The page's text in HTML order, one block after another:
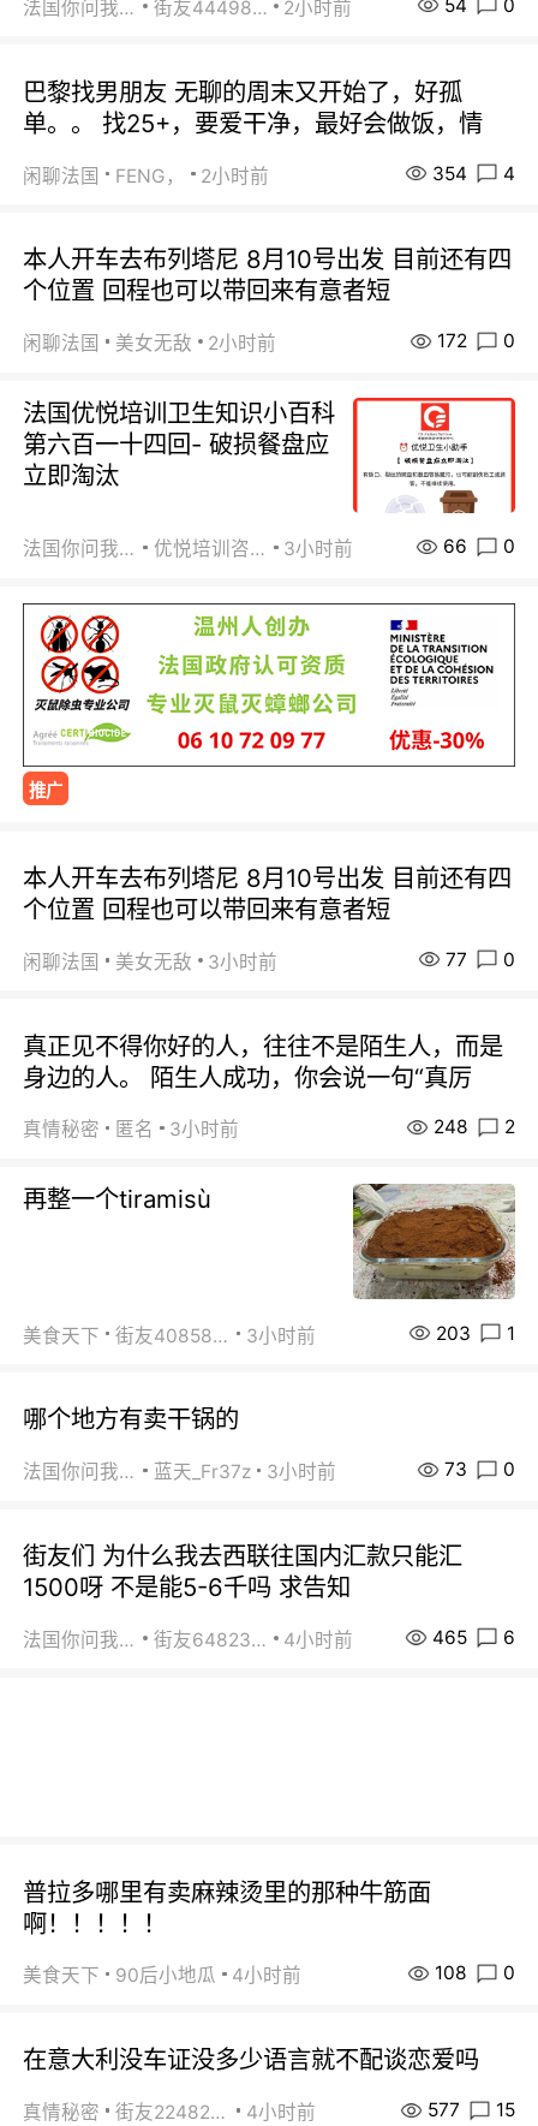
法国你问我答 街友44498484 2小时前 54 0
巴黎找男朋友 无聊的周末又开始了，好孤
单。。 找25+，要爱干净，最好会做饭，情
闲聊法国 FENG， 2小时前 354 4
本人开车去布列塔尼 8月10号出发 目前还有四
个位置 回程也可以带回来有意者短
闲聊法国 美女无敌 2小时前 172 0
法国优悦培训卫生知识小百科
第六百一十四回- 破损餐盘应
立即淘汰
法国你问我答 优悦培训咨询 3小时前 66 0
推广
本人开车去布列塔尼 8月10号出发 目前还有四
个位置 回程也可以带回来有意者短
闲聊法国 美女无敌 3小时前 77 0
真正见不得你好的人，往往不是陌生人，而是
身边的人。 陌生人成功，你会说一句“真厉
真情秘密 匿名 3小时前 248 2
再整一个tiramisù
美食天下 街友40858442 3小时前 203 1
哪个地方有卖干锅的
法国你问我答 蓝天_Fr37z 3小时前 73 0
街友们 为什么我去西联往国内汇款只能汇
1500呀 不是能5-6千吗 求告知
法国你问我答 街友64823891 4小时前 465 6
普拉多哪里有卖麻辣烫里的那种牛筋面
啊！！！！！
美食天下 90后小地瓜 4小时前 108 0
在意大利没车证没多少语言就不配谈恋爱吗
真情秘密 街友22482465 4小时前 577 15